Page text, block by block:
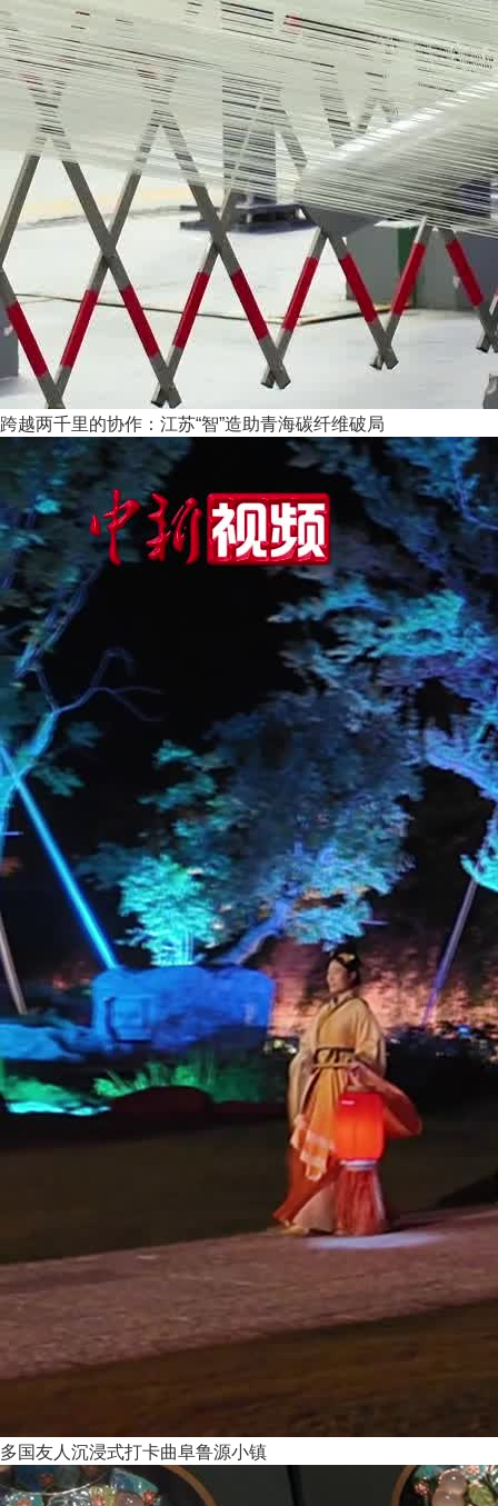
跨越两千里的协作：江苏“智”造助青海碳纤维破局
多国友人沉浸式打卡曲阜鲁源小镇